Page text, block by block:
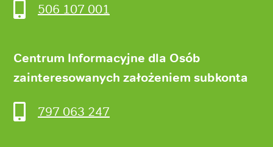
506 107 001
Centrum Informacyjne dla Osób
zainteresowanych założeniem subkonta
797 063 247